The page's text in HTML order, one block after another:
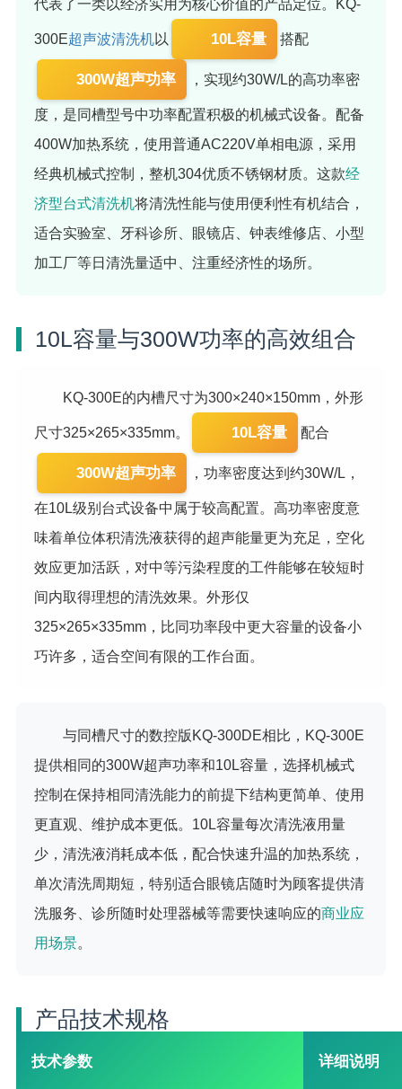
代表了一类以经济实用为核心价值的产品定位。KQ-
300E超声波清洗机以 10L容量 搭配
300W超声功率 ，实现约30W/L的高功率密
度，是同槽型号中功率配置积极的机械式设备。配备
400W加热系统，使用普通AC220V单相电源，采用
经典机械式控制，整机304优质不锈钢材质。这款经
济型台式清洗机将清洗性能与使用便利性有机结合，
适合实验室、牙科诊所、眼镜店、钟表维修店、小型
加工厂等日清洗量适中、注重经济性的场所。
10L容量与300W功率的高效组合
KQ-300E的内槽尺寸为300×240×150mm，外形
尺寸325×265×335mm。 10L容量 配合
300W超声功率 ，功率密度达到约30W/L，
在10L级别台式设备中属于较高配置。高功率密度意
味着单位体积清洗液获得的超声能量更为充足，空化
效应更加活跃，对中等污染程度的工件能够在较短时
间内取得理想的清洗效果。外形仅
325×265×335mm，比同功率段中更大容量的设备小
巧许多，适合空间有限的工作台面。
与同槽尺寸的数控版KQ-300DE相比，KQ-300E
提供相同的300W超声功率和10L容量，选择机械式
控制在保持相同清洗能力的前提下结构更简单、使用
更直观、维护成本更低。10L容量每次清洗液用量
少，清洗液消耗成本低，配合快速升温的加热系统，
单次清洗周期短，特别适合眼镜店随时为顾客提供清
洗服务、诊所随时处理器械等需要快速响应的商业应
用场景。
产品技术规格
技术参数 详细说明